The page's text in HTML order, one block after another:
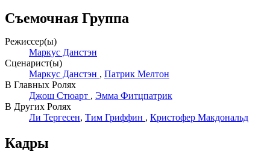
Съемочная Группа
Режиссер(ы)
Маркус Данстэн
Сценарист(ы)
Маркус Данстэн , Патрик Мелтон
В Главных Ролях
Джош Стюарт , Эмма Фитцпатрик
В Других Ролях
Ли Тергесен, Тим Гриффин , Кристофер Макдональд
Кадры